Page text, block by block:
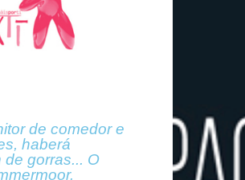
de comedor e
haberá
gorras... O